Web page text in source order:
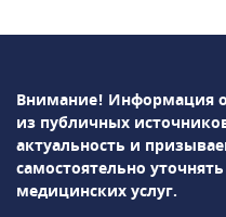
заболеваний, так и без
поводы для визита к
груди
Головокружение,
состояния
Потеря сознания
характера
Внимание! Информация
из публичных
актуальность и
самостоятельно
медицинских услуг.